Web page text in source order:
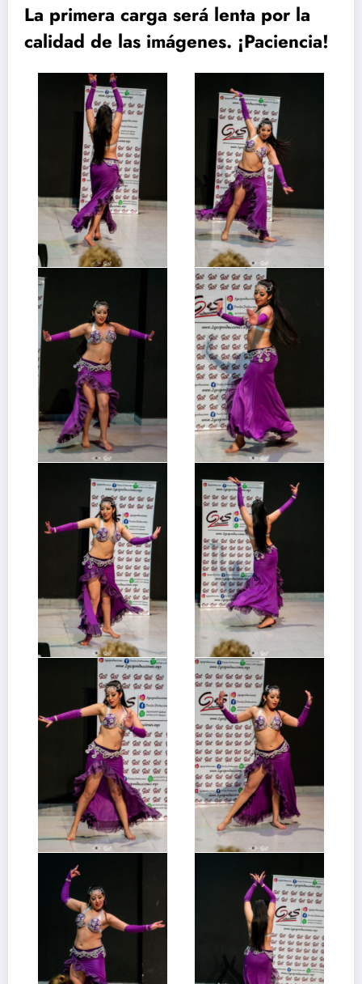
La primera carga será lenta por la
calidad de las imágenes. ¡Paciencia!